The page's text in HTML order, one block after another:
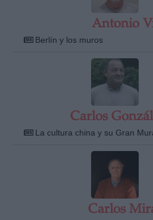
Antonio
Berlín y los muros
Carlos
La cultura china y su Gran
Carlos